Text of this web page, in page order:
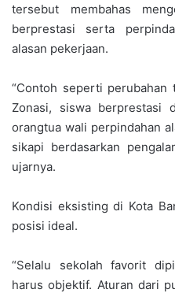
tersebut membahas
berprestasi serta
alasan pekerjaan.
“Contoh seperti perubahan
Zonasi, siswa berprestasi
orangtua wali perpindahan
sikapi berdasarkan
ujarnya.
Kondisi eksisting di Kota
posisi ideal.
“Selalu sekolah favorit
harus objektif. Aturan dari